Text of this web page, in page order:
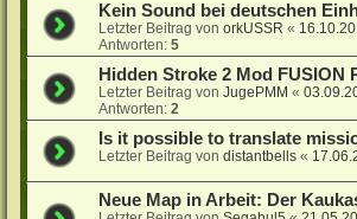
Kein Sound bei deutschen
Letzter Beitrag vonorkUSSR «
Antworten:5
Hidden Stroke 2 Mod FUSION
Letzter Beitrag vonJugePMM «
Antworten:2
Is it possible to translate
Letzter Beitrag vondistantbells «
Neue Map in Arbeit: Der